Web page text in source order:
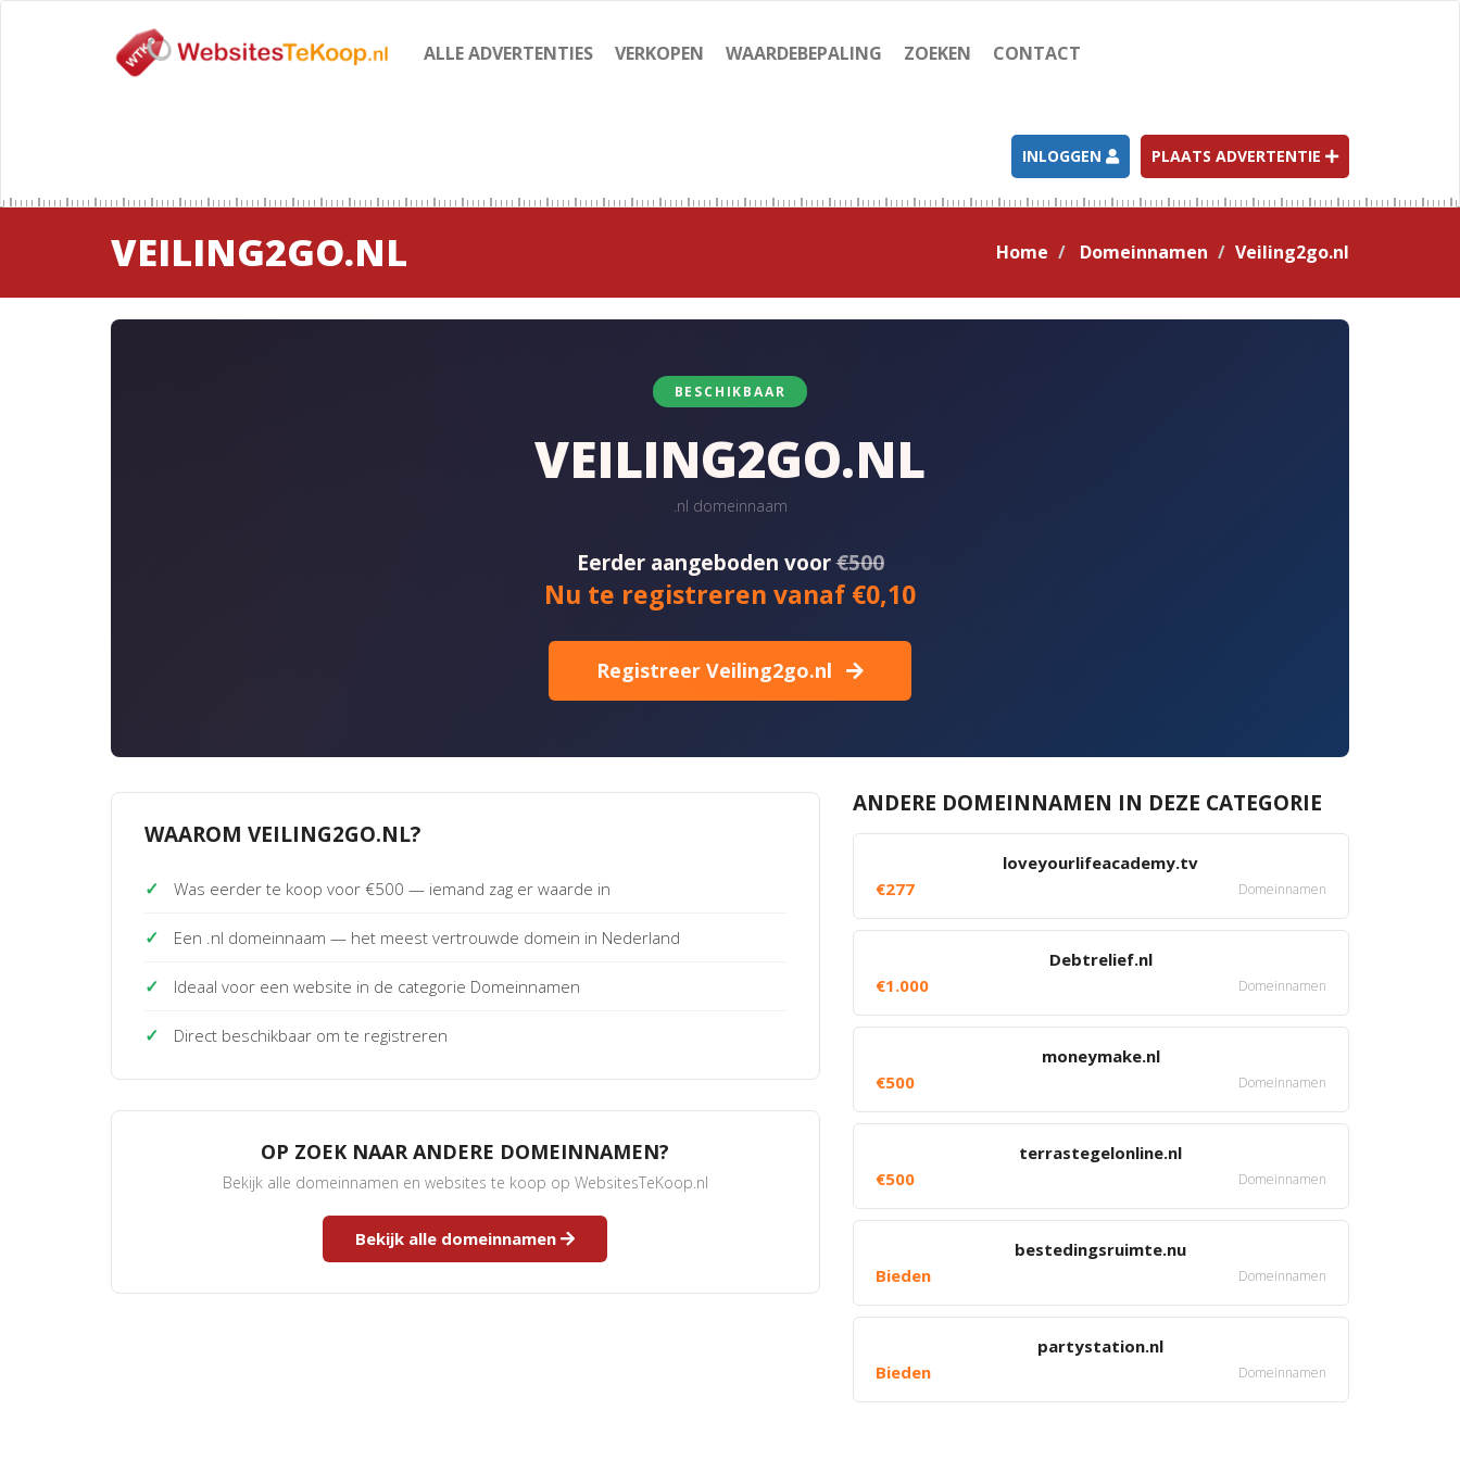
ALLE ADVERTENTIES VERKOPEN WAARDEBEPALING ZOEKEN CONTACT
INLOGGEN PLAATS ADVERTENTIE
VEILING2GO.NL Home Domeinnamen Veiling2go.nl
BESCHIKBAAR
VEILING2GO.NL
.nl domeinnaam
Eerder aangeboden voor€500
Nu te registreren vanaf €0,10
Registreer Veiling2go.nl
WAAROM VEILING2GO.NL?
✓ Was eerder te koop voor €500 — iemand zag er waarde in
✓ Een .nl domeinnaam — het meest vertrouwde domein in Nederland
✓ Ideaal voor een website in de categorie Domeinnamen
✓ Direct beschikbaar om te registreren
OP ZOEK NAAR ANDERE DOMEINNAMEN?
Bekijk alle domeinnamen en websites te koop op WebsitesTeKoop.nl
Bekijk alle domeinnamen
ANDERE DOMEINNAMEN IN DEZE CATEGORIE
loveyourlifeacademy.tv
€277
Domeinnamen
Debtrelief.nl
€1.000
Domeinnamen
moneymake.nl
€500
Domeinnamen
terrastegelonline.nl
€500
Domeinnamen
bestedingsruimte.nu
Bieden
Domeinnamen
partystation.nl
Bieden
Domeinnamen